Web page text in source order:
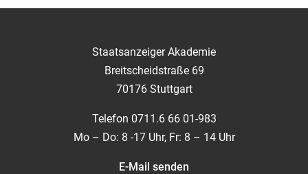
Staatsanzeiger Akademie
Breitscheidstraße 69
70176 Stuttgart
Telefon 0711.6 66 01-983
Mo – Do: 8 -17 Uhr, Fr: 8 – 14 Uhr
E-Mail senden